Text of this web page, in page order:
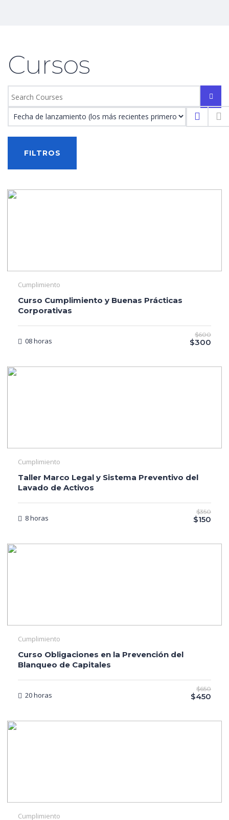
Cursos
FILTROS
Cumplimiento
Curso Cumplimiento y Buenas Prácticas
Corporativas
08 horas
$600
$300
Cumplimiento
Taller Marco Legal y Sistema Preventivo del
Lavado de Activos
8 horas
$350
$150
Cumplimiento
Curso Obligaciones en la Prevención del
Blanqueo de Capitales
20 horas
$650
$450
Cumplimiento